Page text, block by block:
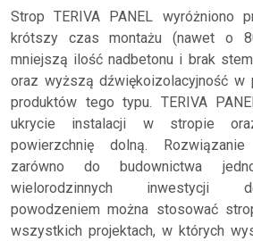
Strop TERIVA PANEL wyróżniono
krótszy czas montażu (nawet o
mniejszą ilość nadbetonu i brak
oraz wyższą dźwiękoizolacyjność w
produktów tego typu. TERIVA
ukrycie instalacji w stropie
powierzchnię dolną.
zarówno do budownictwa
wielorodzinnych inwestycji
powodzeniem można stosować
wszystkich projektach, w których